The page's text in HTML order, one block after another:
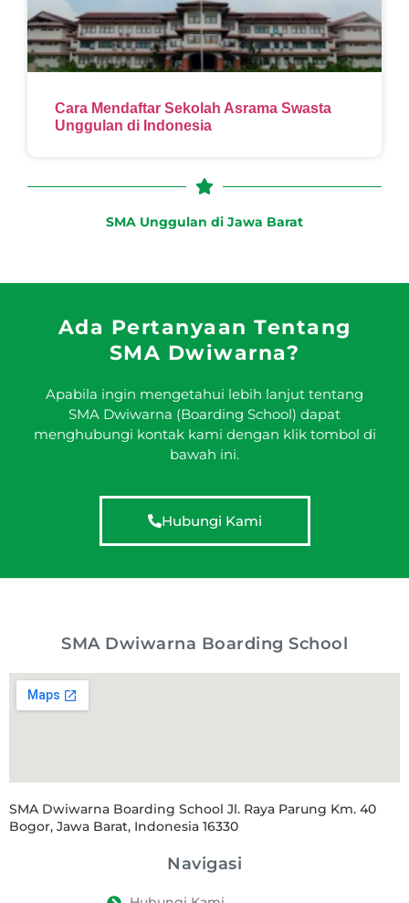
Cara Mendaftar Sekolah Asrama Swasta
Unggulan di Indonesia
SMA Unggulan di Jawa Barat
Ada Pertanyaan Tentang
SMA Dwiwarna?
Apabila ingin mengetahui lebih lanjut tentang
SMA Dwiwarna (Boarding School) dapat
menghubungi kontak kami dengan klik tombol di
bawah ini.
Hubungi Kami
SMA Dwiwarna Boarding School
SMA Dwiwarna Boarding School Jl. Raya Parung Km. 40
Bogor, Jawa Barat, Indonesia 16330
Navigasi